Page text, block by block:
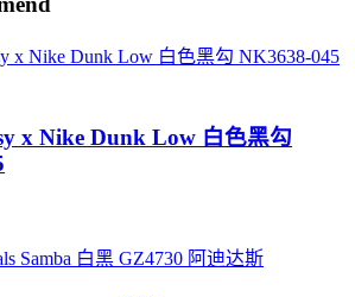
x Nike Dunk Low 白色黑勾
阿迪达斯